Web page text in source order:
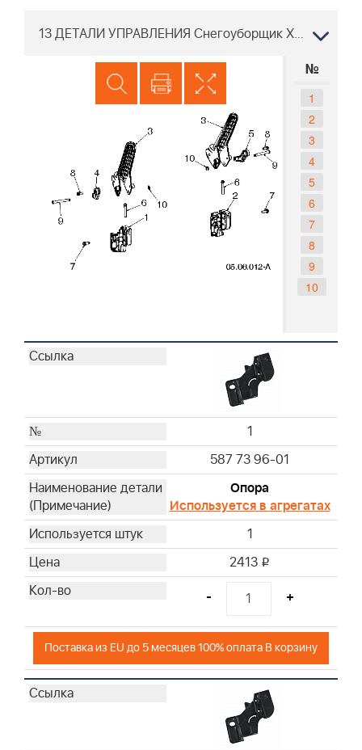
13 ДЕТАЛИ УПРАВЛЕНИЯ Снегоуборщик Хускварна ST 224, 96191008704, 2018-03 PNC номер
№
1
2
3
4
5
6
7
8
9
10
1
587 73 96-01
Опора
Используется в агрегатах
1
2413 i
- +
Поставка из EU до 5 месяцев 100% оплата В корзину